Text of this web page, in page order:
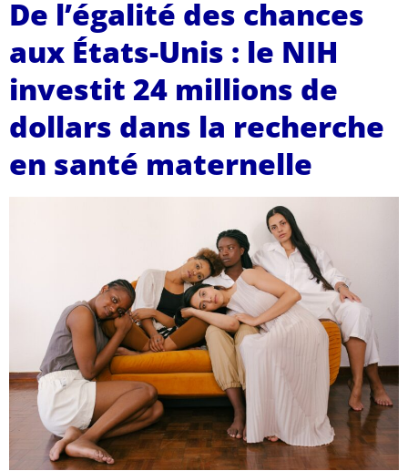
De l’égalité des chances
aux États-Unis : le NIH
investit 24 millions de
dollars dans la recherche
en santé maternelle